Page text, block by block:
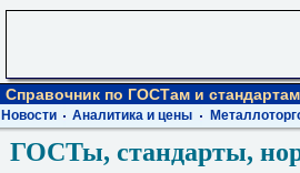
Справочник по ГОСТам и стандартам
Новости Аналитика и цены
ГОСТы, стандарты,